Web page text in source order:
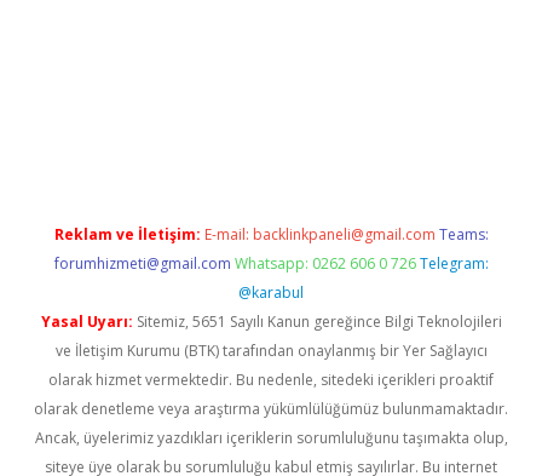
Reklam ve İletişim: E-mail: backlinkpaneli@gmail.com Teams:
forumhizmeti@gmail.com Whatsapp: 0262 606 0 726 Telegram:
@karabul
Yasal Uyarı: Sitemiz, 5651 Sayılı Kanun gereğince Bilgi Teknolojileri
ve İletişim Kurumu (BTK) tarafından onaylanmış bir Yer Sağlayıcı
olarak hizmet vermektedir. Bu nedenle, sitedeki içerikleri proaktif
olarak denetleme veya araştırma yükümlülüğümüz bulunmamaktadır.
Ancak, üyelerimiz yazdıkları içeriklerin sorumluluğunu taşımakta olup,
siteye üye olarak bu sorumluluğu kabul etmiş sayılırlar. Bu internet